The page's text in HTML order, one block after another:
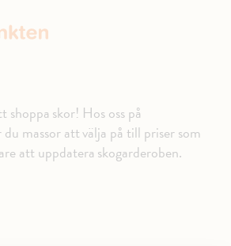
shoppa skor! Hos oss på
massor att välja på till priser som
att uppdatera skogarderoben.